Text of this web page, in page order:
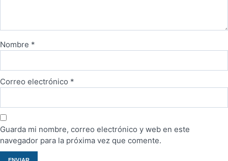
Nombre *
Correo electrónico *
Guarda mi nombre, correo electrónico y web en este
navegador para la próxima vez que comente.